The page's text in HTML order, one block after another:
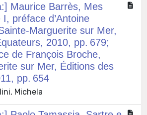
Maurice Barrès, Mes
préface d’Antoine
Marguerite sur Mer,
2010, pp. 679;
de François Broche,
sur Mer, Éditions des
pp. 654
Michela